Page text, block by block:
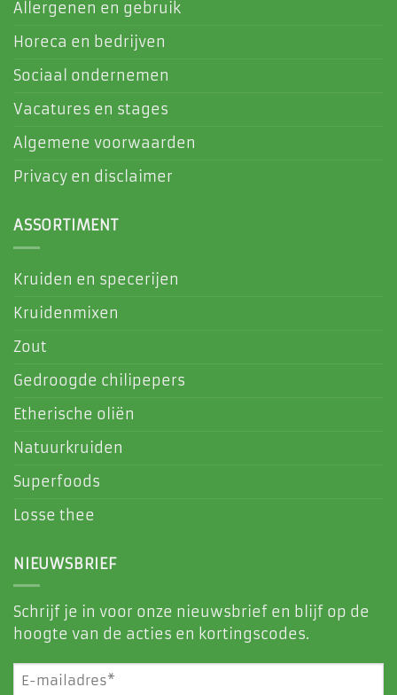
Allergenen en gebruik
Horeca en bedrijven
Sociaal ondernemen
Vacatures en stages
Algemene voorwaarden
Privacy en disclaimer
ASSORTIMENT
Kruiden en specerijen
Kruidenmixen
Zout
Gedroogde chilipepers
Etherische oliën
Natuurkruiden
Superfoods
Losse thee
NIEUWSBRIEF
Schrijf je in voor onze nieuwsbrief en blijf op de
hoogte van de acties en kortingscodes.
E-